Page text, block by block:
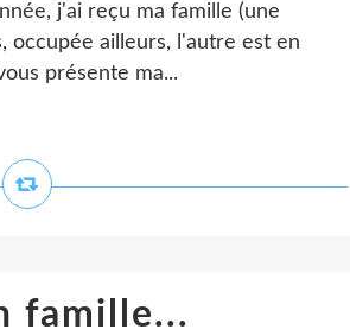
j'ai reçu ma famille (une
occupée ailleurs, l'autre est en
présente ma...
famille...